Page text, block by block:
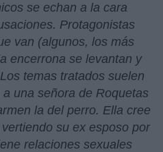
se echan a la cara
Protagonistas
van (algunos, los más
encerrona se levantan y
temas tratados suelen
una señora de Roquetas
la del perro. Ella cree
su ex esposo por
relaciones sexuales